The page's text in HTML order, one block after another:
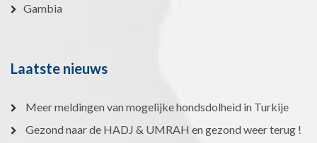
Gambia
Laatste nieuws
Meer meldingen van mogelijke hondsdolheid in Turkije
Gezond naar de HADJ & UMRAH en gezond weer terug !